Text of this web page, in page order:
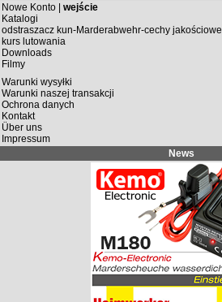
Nowe Konto | wejście
Katalogi
odstraszacz kun-Marderabwehr-cechy jakościowe
kurs lutowania
Downloads
Filmy
Warunki wysyłki
Warunki naszej transakcji
Ochrona danych
Kontakt
Über uns
Impressum
News